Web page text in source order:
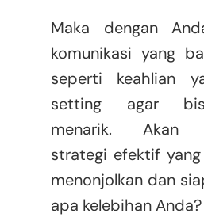
Maka dengan
komunikasi yang
seperti keahlian
setting agar
menarik. Akan
strategi efektif
menonjolkan dan
apa kelebihan Anda?